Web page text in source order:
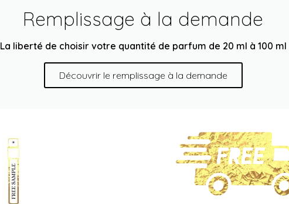
Remplissage à la demande
La liberté de choisir votre quantité de parfum de 20 ml à 100 ml
Découvrir le remplissage à la demande